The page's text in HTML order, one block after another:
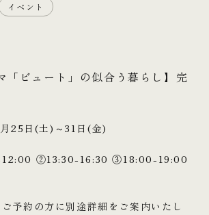
イベント
「ビュート」の似合う暮らし】完
25日(土)～31日(金)
②13:30-16:30 ③18:00-19:00
予約の方に別途詳細をご案内いたし